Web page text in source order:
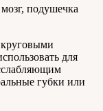
подушечка
круговыми
для
губки или